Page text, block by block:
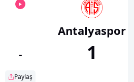
-
Paylaş
Antalyaspor
1